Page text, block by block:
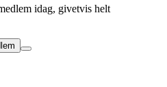
idag, givetvis helt